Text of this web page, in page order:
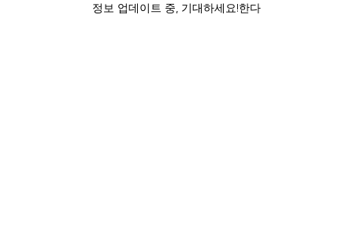
정보 업데이트 중, 기대하세요!한다